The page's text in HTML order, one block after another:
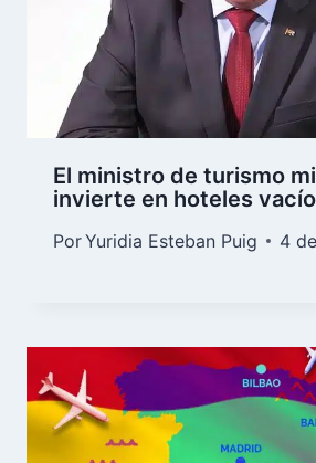
El ministro de turismo
invierte en hoteles
PorYuridia Esteban Puig 4